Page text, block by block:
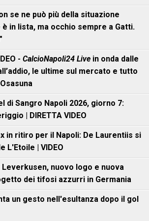
se ne può più della situazione
è in lista, ma occhio sempre a Gatti.
- CalcioNapoli24 Live in onda dalle
le ultime sul mercato e tutto
di Sangro Napoli 2026, giorno 7:
| DIRETTA VIDEO
in ritiro per il Napoli: De Laurentiis si
L'Etoile | VIDEO
Leverkusen, nuovo logo e nuova
dei tifosi azzurri in Germania
un gesto nell'esultanza dopo il gol